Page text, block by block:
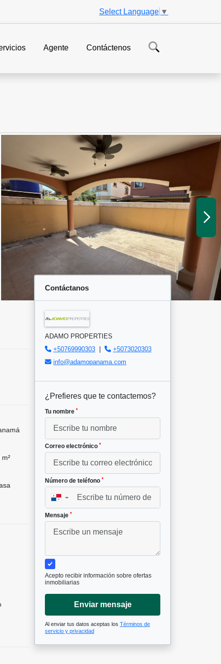
Select Language ▼
Agente Contáctenos
Contáctanos
ADAMO PROPERTIES
+50769990303
+5073020303
info@adamopanama.com
¿Prefieres que te contactemos?
Tu nombre *
Correo electrónico *
Número de teléfono *
▼
Mensaje *
Acepto recibir información sobre ofertas
inmobiliarias
Enviar mensaje
Al enviar tus datos aceptas los Términos de
servicio y privacidad